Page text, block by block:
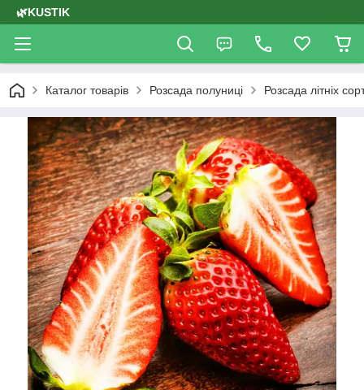
🌿KUSTIK
Каталог товарів Розсада полуниці Розсада літніх